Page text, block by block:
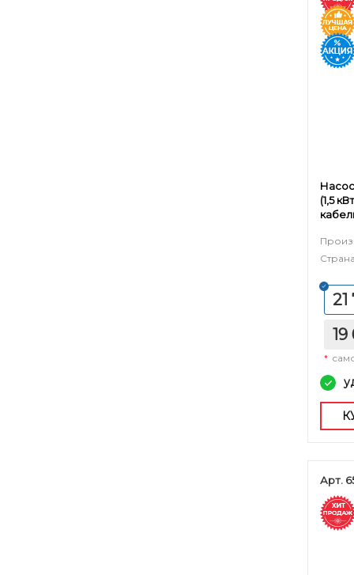
(1,5
21
19
*
Арт.